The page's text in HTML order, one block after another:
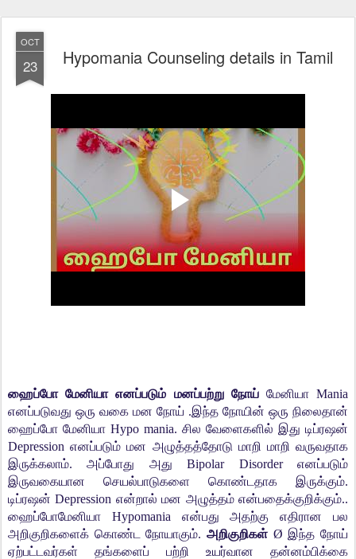
OCT
23 Hypomania Counseling details in Tamil
ஹைப்போ மேனியா எனப்படும் மனப்பற்று நோய்மேனியா Mania
எனப்படுவது ஒரு வகை மன நோய் .இந்த நோயின் ஒரு நிலைதான்
ஹைப்போ மேனியா Hypo mania. சில வேளைகளில் இது டிப்ரஷன்
Depression எனப்படும் மன அழுத்தத்தோடு மாறி மாறி வருவதாக
இருக்கலாம். அப்போது அது Bipolar Disorder எனப்படும்
இருவகையான செயல்பாடுகளை கொண்டதாக இருக்கும்.
டிப்ரஷன் Depression என்றால் மன அழுத்தம் என்பதைக்குறிக்கும்..
ஹைப்போமேனியா Hypomania என்பது அதற்கு எதிரான பல
அறிகுறிகளைக் கொண்ட நோயாகும். அறிகுறிகள் Ø இந்த நோய்
ஏற்பட்டவர்கள் தங்களைப் பற்றி உயர்வான தன்னம்பிக்கை